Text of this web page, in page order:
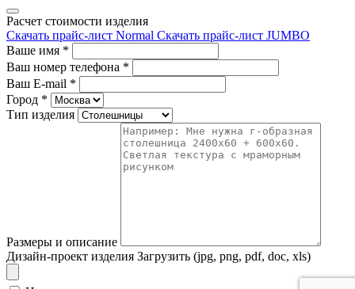
Расчет стоимости изделия
Скачать прайс-лист Normal Скачать прайс-лист JUMBO
Ваше имя *
Ваш номер телефона *
Ваш E-mail *
Город *
Тип изделия
Размеры и описание
Дизайн-проект изделия Загрузить (jpg, png, pdf, doc, xls)